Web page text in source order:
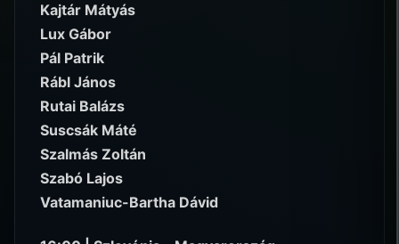
Kajtár Mátyás
Lux Gábor
Pál Patrik
Rábl János
Rutai Balázs
Suscsák Máté
Szalmás Zoltán
Szabó Lajos
Vatamaniuc-Bartha Dávid